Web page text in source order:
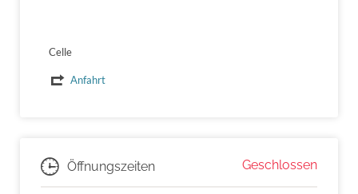
Celle
Anfahrt
Öffnungszeiten Geschlossen